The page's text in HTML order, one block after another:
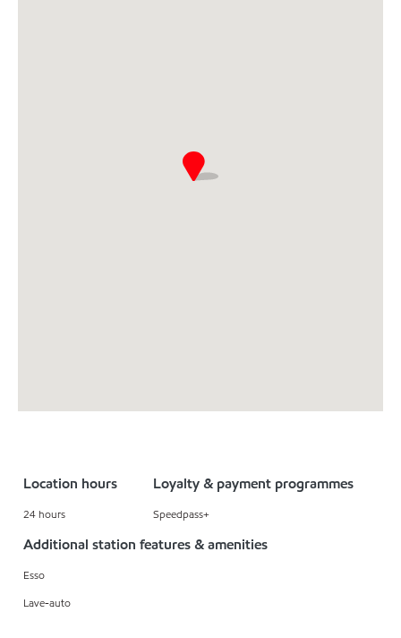
Location hours
24 hours
Loyalty & payment programmes
Speedpass+
Additional station features & amenities
Esso
Lave-auto